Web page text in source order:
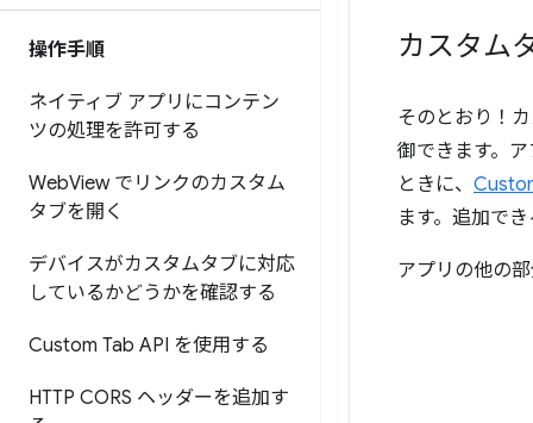
操作手順
ネイティブ アプリにコンテン
ツの処理を許可する
WebView でリンクのカスタム
タブを開く
デバイスがカスタムタブに対応
しているかどうかを確認する
Custom Tab API を使用する
HTTP CORS ヘッダーを追加す
カスタム
そのとおり！
御できます。
ときに、
ます。追加で
アプリの他の